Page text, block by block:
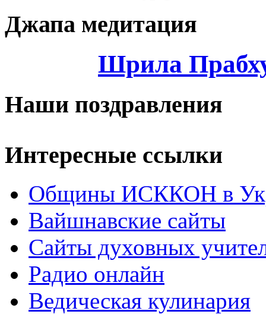
Джапа медитация
Шрила
Наши поздравления
Интересные ссылки
Общины ИСККОН в
Вайшнавские сайты
Сайты духовных
Радио онлайн
Ведическая кулинария